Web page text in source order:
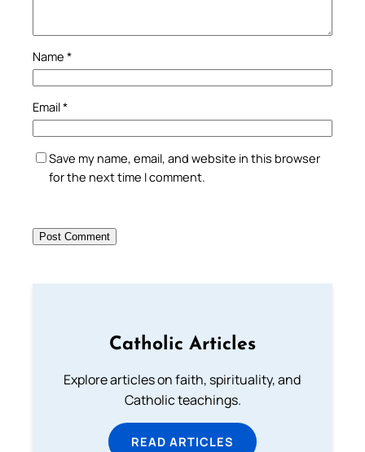
Name *
Email*
Save my name, email, and website in this browser
for the next time I comment.
Catholic Articles
Explore articles on faith, spirituality, and
Catholic teachings.
READ ARTICLES